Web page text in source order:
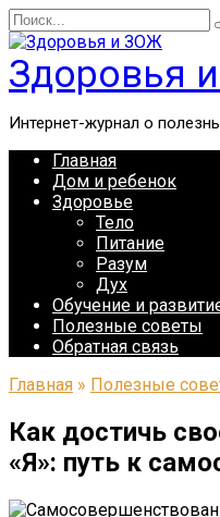
Перейти
к
содержанию
Search
for:
Здоровья
Интернет-журнал о
Главная
Дом и ребенок
Здоровье
Тело
Питание
Разум
Дух
Обучение и
Полезные советы
Обратная связь
Главная » Полезные
Как достичь
«Я»: путь к